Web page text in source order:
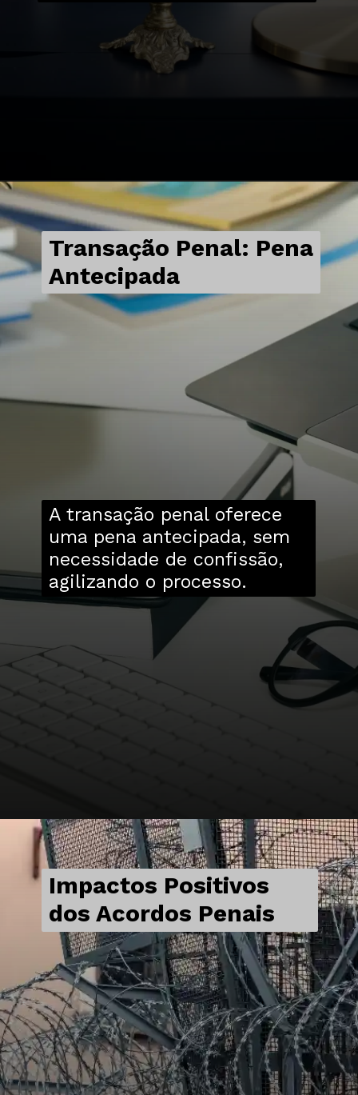
Transação Penal: Pena
Antecipada
A transação penal oferece
uma pena antecipada, sem
necessidade de confissão,
agilizando o processo.
Impactos Positivos
dos Acordos Penais